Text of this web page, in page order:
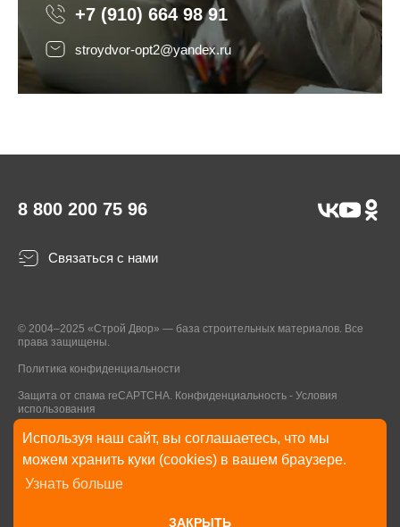
Используя наш сайт, вы соглашаетесь, что мы
можем хранить куки (cookies) в вашем браузере.
Узнать больше
ЗАКРЫТЬ
+7 (910) 664 98 91
stroydvor-opt2@yandex.ru
8 800 200 75 96
Связаться с нами
© 2004–2025 «Строй Двор» — база строительных материалов. Все
права защищены.
Политика конфиденциальности
Защита от спама reCAPTCHA. Конфиденциальность - Условия
использования
* Указанные на Сайте цены, комплектации, описания и технические
характеристики могут быть изменены в любое время без уведомления
пользователей Сайта. Внешний вид товаров и упаковки может